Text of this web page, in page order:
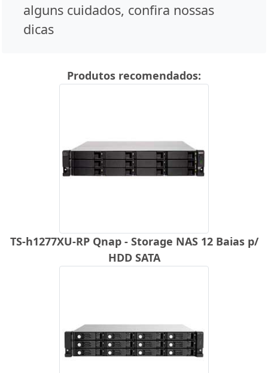
alguns cuidados, confira nossas
dicas
Produtos recomendados:
TS-h1277XU-RP Qnap - Storage NAS 12 Baias p/
HDD SATA